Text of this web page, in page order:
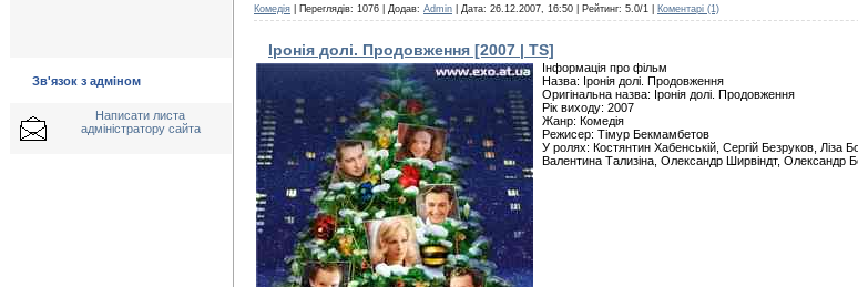
Зв'язок з адміном
Написати листа
адміністратору сайта
Комедія | Переглядів: 1076 | Додав: Admin | Дата: 26.12.2007, 16:50 | Рейтинг: 5.0/1 | Коментарі (1)
Іронія долі. Продовження [2007 | TS]
Інформація про фільм
Назва: Іронія долі. Продовження
Оригінальна назва: Іронія долі. Продовження
Рік виходу: 2007
Жанр: Комедія
Режисер: Тімур Бекмамбетов
У ролях: Костянтин Хабенській, Сергій Безруков,
Валентина Тализіна, Олександр Ширвіндт, Олександр